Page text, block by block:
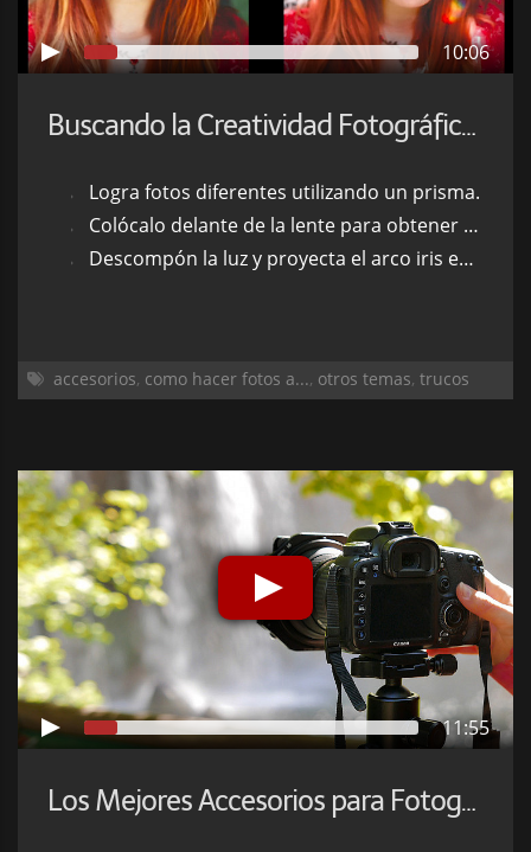
10:06
Buscando la Creatividad Fotográfica con un Prisma
Logra fotos diferentes utilizando un prisma.
Colócalo delante de la lente para obtener fotografías originales.
Descompón la luz y proyecta el arco iris en tu composición.
accesorios, como hacer fotos a..., otros temas, trucos
11:55
Los Mejores Accesorios para Fotografía de Paisaje